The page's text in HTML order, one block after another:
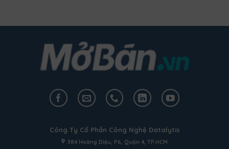
Công Ty Cổ Phần Công Nghệ Datalytis
384 Hoàng Diệu, P6, Quận 4, TP.HCM